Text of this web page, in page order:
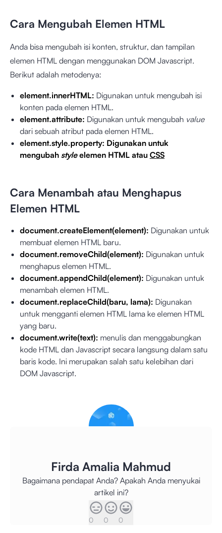
Cara Mengubah Elemen HTML
Anda bisa mengubah isi konten, struktur, dan tampilan
elemen HTML dengan menggunakan DOM Javascript.
Berikut adalah metodenya:
element.innerHTML: Digunakan untuk mengubah isi
konten pada elemen HTML.
element.attribute: Digunakan untuk mengubah value
dari sebuah atribut pada elemen HTML.
element.style.property: Digunakan untuk
mengubah styleelemen HTML atau CSS
Cara Menambah atau Menghapus
Elemen HTML
document.createElement(element): Digunakan untuk
membuat elemen HTML baru.
document.removeChild(element): Digunakan untuk
menghapus elemen HTML.
document.appendChild(element): Digunakan untuk
menambah elemen HTML.
document.replaceChild(baru, lama): Digunakan
untuk mengganti elemen HTML lama ke elemen HTML
yang baru.
document.write(text): menulis dan menggabungkan
kode HTML dan Javascript secara langsung dalam satu
baris kode. Ini merupakan salah satu kelebihan dari
DOM Javascript.
Firda Amalia Mahmud
Bagaimana pendapat Anda? Apakah Anda menyukai
artikel ini?
0 0 0